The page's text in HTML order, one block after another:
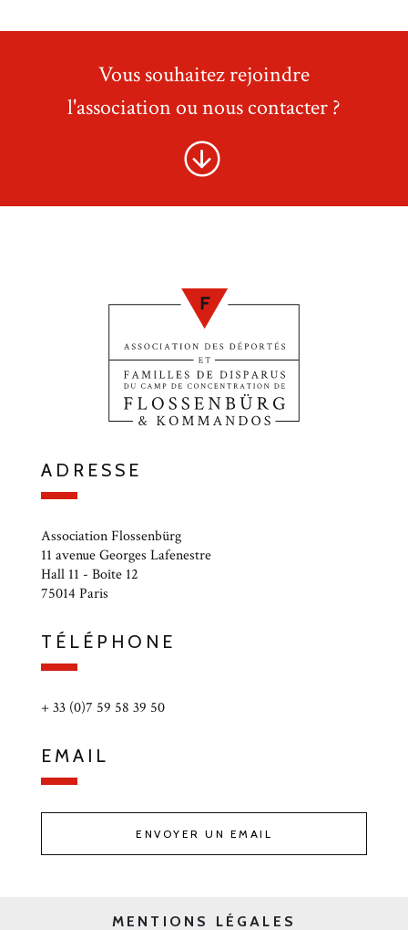
Vous souhaitez rejoindre
l'association ou nous contacter ?
ADRESSE
Association Flossenbürg
11 avenue Georges Lafenestre
Hall 11 - Boîte 12
75014 Paris
TÉLÉPHONE
+ 33 (0)7 59 58 39 50
EMAIL
ENVOYER UN EMAIL
MENTIONS LÉGALES